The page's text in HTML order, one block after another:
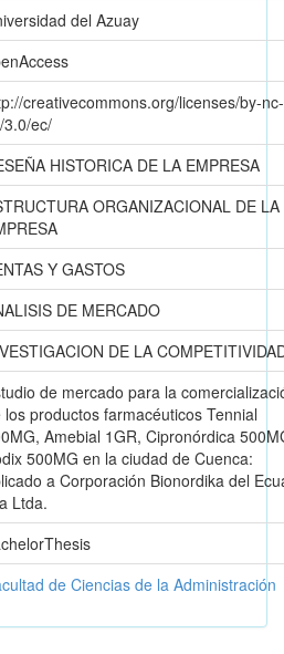
del Azuay
creativecommons.org/licenses/by-nc-
3.0/ec/
HISTORICA DE LA EMPRESA
ORGANIZACIONAL DE LA
Y GASTOS
DE MERCADO
DE LA
de mercado para la
los productos farmacéuticos Tennial
Amebial 1GR, Cipronórdica
500MG en la ciudad de Cuenca:
a Corporación Bionordika del
Ltda.
de Ciencias de la Administración